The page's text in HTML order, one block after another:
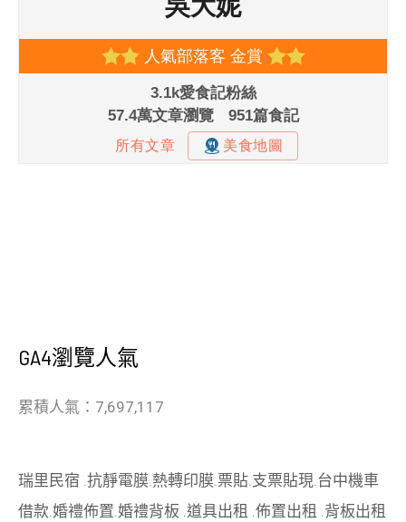
GA4瀏覽人氣
累積人氣：7,697,117
瑞里民宿 .抗靜電膜.熱轉印膜.票貼.支票貼現.台中機車
借款.婚禮佈置.婚禮背板 .道具出租 .佈置出租 .背板出租